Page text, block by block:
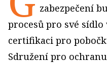
zabezpečení
procesů pro své sídlo
certifikaci pro
Sdružení pro